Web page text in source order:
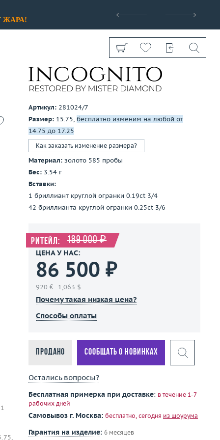
ЖАРА!
Показать все
Артикул: 281024/7
Размер: 15.75, бесплатно изменим на любой от
14.75 до 17.25
Как заказать изменение размера?
Материал: золото 585 пробы
Вес: 3.54 г
Вставки:
1 бриллиант круглой огранки 0.19ct 3/4
42 бриллианта круглой огранки 0.25ct 3/6
Ритейл: 189 000 ₽
ЦЕНА У НАС:
86 500 ₽
920 € 1,063 $
Почему такая низкая цена?
Способы оплаты
Продано Сообщать о новинках
Остались вопросы?
Бесплатная примерка при доставке: в течение 1-7
рабочих дней
Самовывоз г. Москва: бесплатно, сегодня из шоурума
Гарантия на изделие: 6 месяцев